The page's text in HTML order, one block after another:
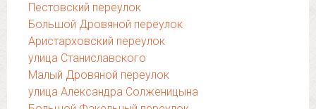
Пестовский переулок
Большой Дровяной переулок
Аристарховский переулок
улица Станиславского
Малый Дровяной переулок
улица Александра Солженицына